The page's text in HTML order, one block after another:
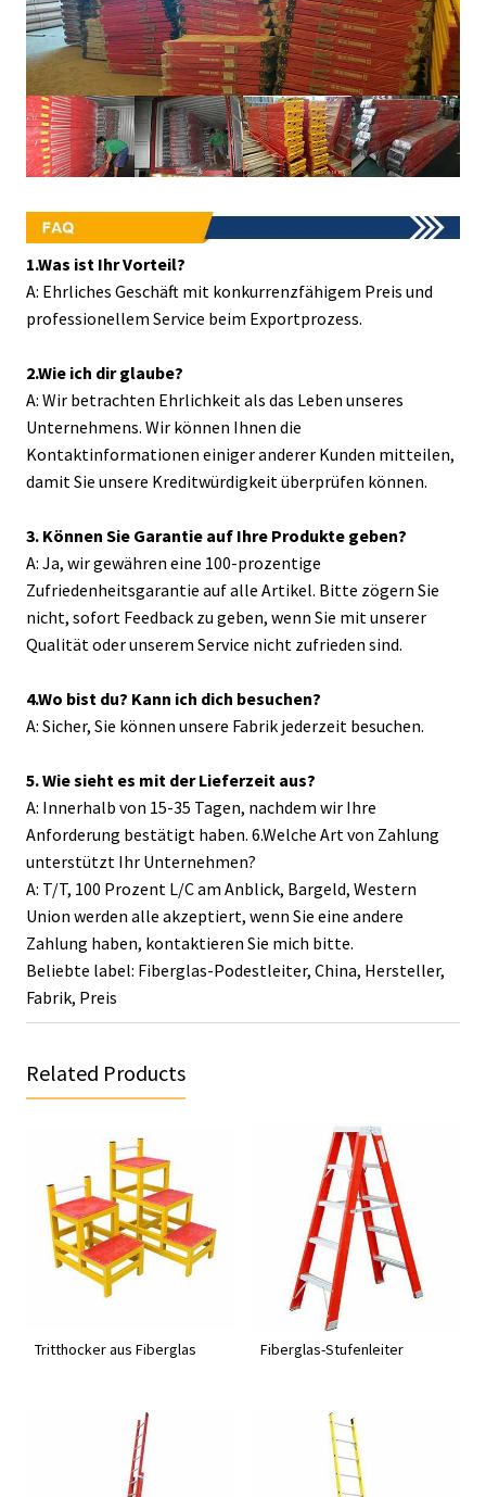
1.Was ist Ihr Vorteil?
A: Ehrliches Geschäft mit konkurrenzfähigem Preis und
professionellem Service beim Exportprozess.
2.Wie ich dir glaube?
A: Wir betrachten Ehrlichkeit als das Leben unseres
Unternehmens. Wir können Ihnen die
Kontaktinformationen einiger anderer Kunden mitteilen,
damit Sie unsere Kreditwürdigkeit überprüfen können.
3. Können Sie Garantie auf Ihre Produkte geben?
A: Ja, wir gewähren eine 100-prozentige
Zufriedenheitsgarantie auf alle Artikel. Bitte zögern Sie
nicht, sofort Feedback zu geben, wenn Sie mit unserer
Qualität oder unserem Service nicht zufrieden sind.
4.Wo bist du? Kann ich dich besuchen?
A: Sicher, Sie können unsere Fabrik jederzeit besuchen.
5. Wie sieht es mit der Lieferzeit aus?
A: Innerhalb von 15-35 Tagen, nachdem wir Ihre
Anforderung bestätigt haben. 6.Welche Art von Zahlung
unterstützt Ihr Unternehmen?
A: T/T, 100 Prozent L/C am Anblick, Bargeld, Western
Union werden alle akzeptiert, wenn Sie eine andere
Zahlung haben, kontaktieren Sie mich bitte.
Beliebte label: Fiberglas-Podestleiter, China, Hersteller,
Fabrik, Preis
Related Products
Tritthocker aus Fiberglas Fiberglas-Stufenleiter